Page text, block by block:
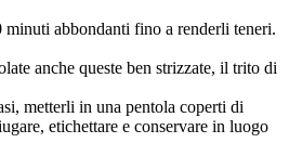
abbondanti fino a renderli teneri.
anche queste ben strizzate, il trito di
metterli in una pentola coperti di
etichettare e conservare in luogo